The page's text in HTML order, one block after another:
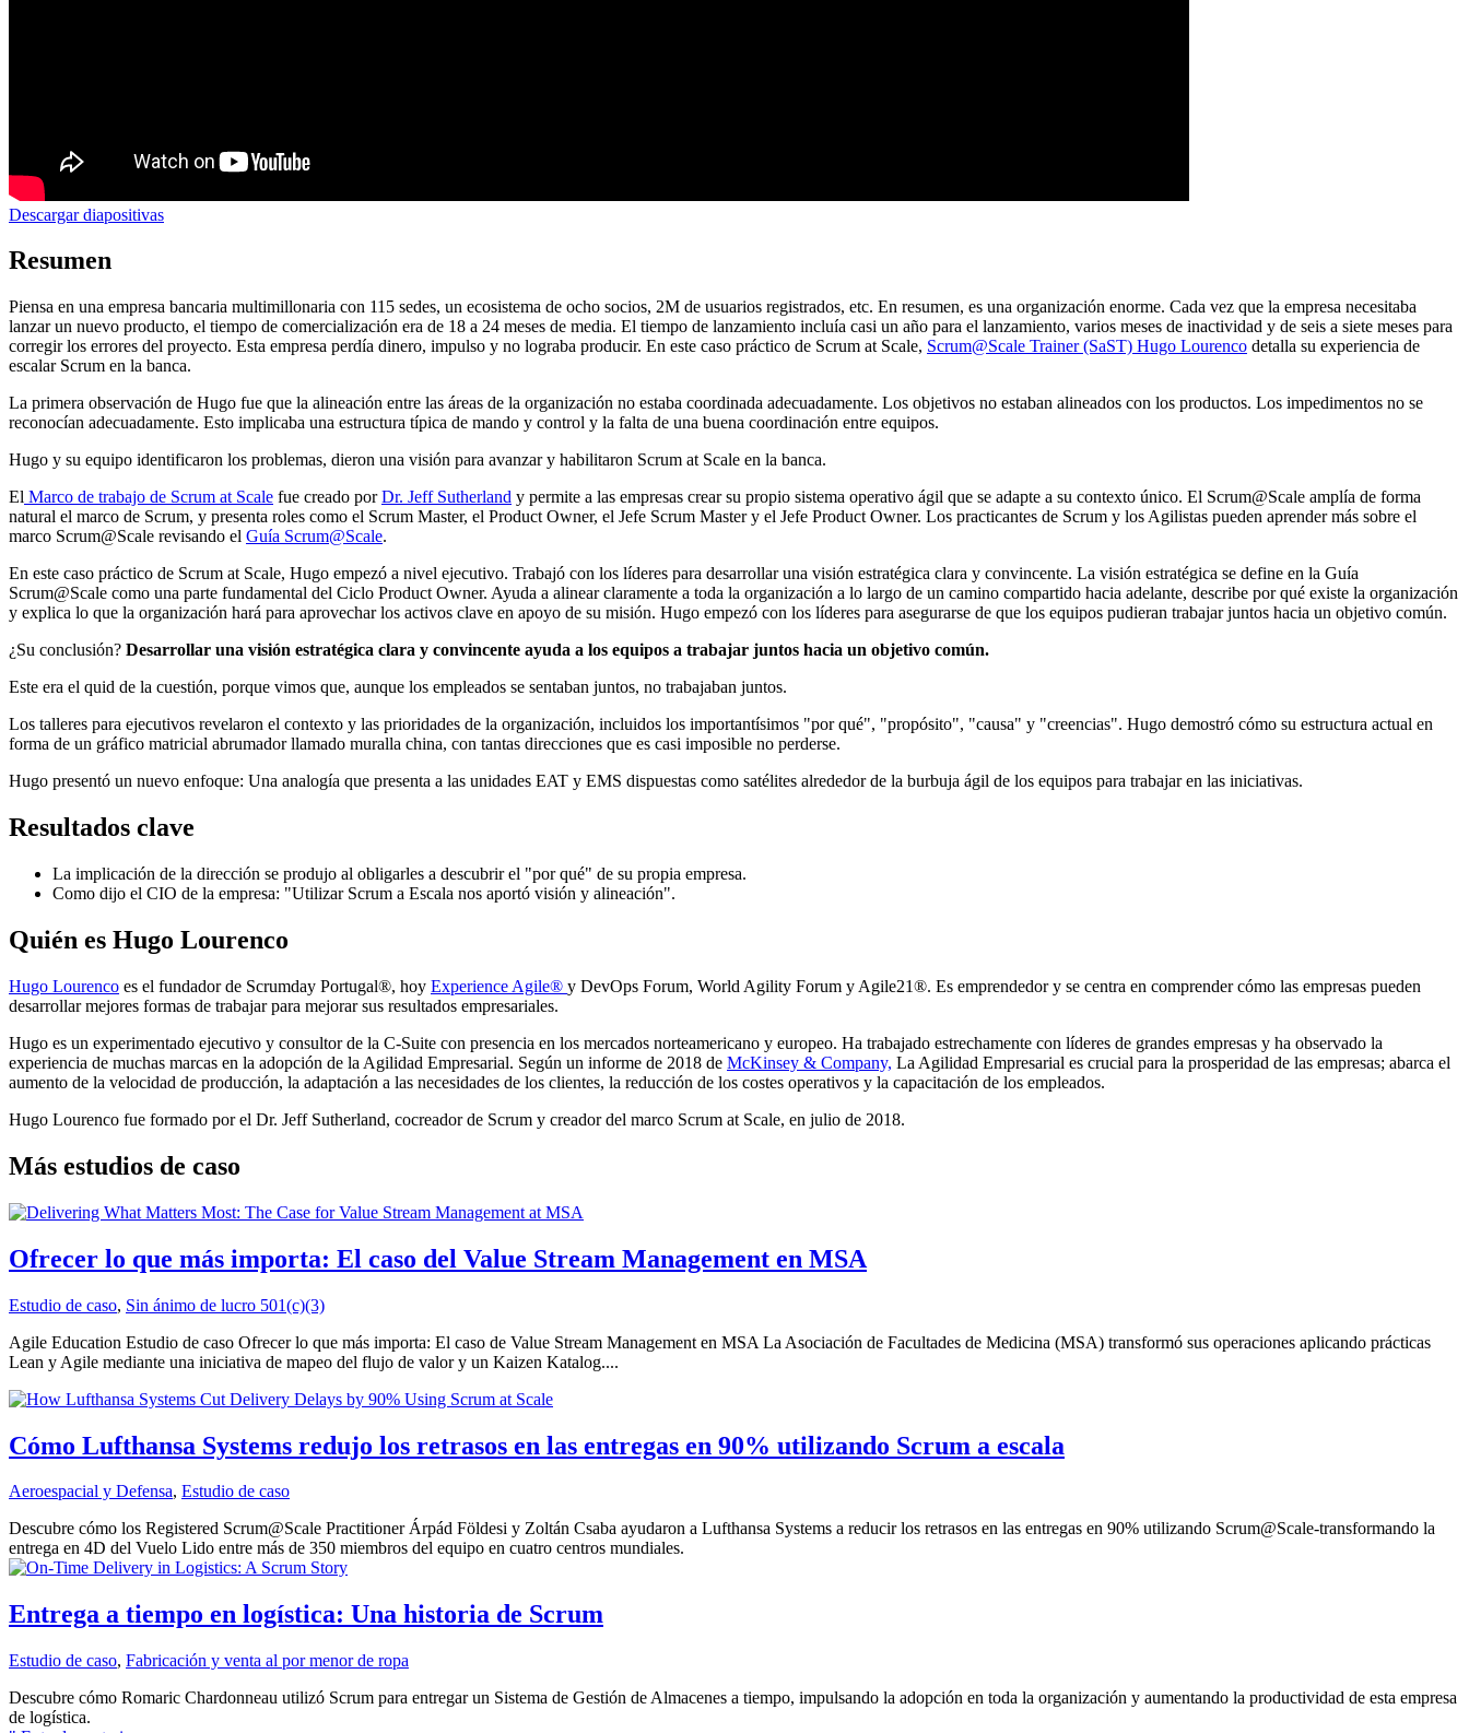
Descargar diapositivas
Resumen
Piensa en una empresa bancaria multimillonaria con 115 sedes, un ecosistema de ocho socios, 2M de usuarios registrados, etc. En resumen, es una organización enorme. Cada vez que la empresa necesitaba
lanzar un nuevo producto, el tiempo de comercialización era de 18 a 24 meses de media. El tiempo de lanzamiento incluía casi un año para el lanzamiento, varios meses de inactividad y de seis a siete meses para
corregir los errores del proyecto. Esta empresa perdía dinero, impulso y no lograba producir. En este caso práctico de Scrum at Scale, Scrum@Scale Trainer (SaST) Hugo Lourenco detalla su experiencia de
escalar Scrum en la banca.
La primera observación de Hugo fue que la alineación entre las áreas de la organización no estaba coordinada adecuadamente. Los objetivos no estaban alineados con los productos. Los impedimentos no se
reconocían adecuadamente. Esto implicaba una estructura típica de mando y control y la falta de una buena coordinación entre equipos.
Hugo y su equipo identificaron los problemas, dieron una visión para avanzar y habilitaron Scrum at Scale en la banca.
El Marco de trabajo de Scrum at Scale fue creado porDr. Jeff Sutherland y permite a las empresas crear su propio sistema operativo ágil que se adapte a su contexto único. El Scrum@Scale amplía de forma
natural el marco de Scrum, y presenta roles como el Scrum Master, el Product Owner, el Jefe Scrum Master y el Jefe Product Owner. Los practicantes de Scrum y los Agilistas pueden aprender más sobre el
marco Scrum@Scale revisando el Guía Scrum@Scale.
En este caso práctico de Scrum at Scale, Hugo empezó a nivel ejecutivo. Trabajó con los líderes para desarrollar una visión estratégica clara y convincente. La visión estratégica se define en la Guía
Scrum@Scale como una parte fundamental del Ciclo Product Owner. Ayuda a alinear claramente a toda la organización a lo largo de un camino compartido hacia adelante, describe por qué existe la organización
y explica lo que la organización hará para aprovechar los activos clave en apoyo de su misión. Hugo empezó con los líderes para asegurarse de que los equipos pudieran trabajar juntos hacia un objetivo común.
¿Su conclusión? Desarrollar una visión estratégica clara y convincente ayuda a los equipos a trabajar juntos hacia un objetivo común.
Este era el quid de la cuestión, porque vimos que, aunque los empleados se sentaban juntos, no trabajaban juntos.
Los talleres para ejecutivos revelaron el contexto y las prioridades de la organización, incluidos los importantísimos "por qué", "propósito", "causa" y "creencias". Hugo demostró cómo su estructura actual en
forma de un gráfico matricial abrumador llamado muralla china, con tantas direcciones que es casi imposible no perderse.
Hugo presentó un nuevo enfoque: Una analogía que presenta a las unidades EAT y EMS dispuestas como satélites alrededor de la burbuja ágil de los equipos para trabajar en las iniciativas.
Resultados clave
La implicación de la dirección se produjo al obligarles a descubrir el "por qué" de su propia empresa.
Como dijo el CIO de la empresa: "Utilizar Scrum a Escala nos aportó visión y alineación".
Quién es Hugo Lourenco
Hugo Lourenco es el fundador de Scrumday Portugal®, hoy Experience Agile® y DevOps Forum, World Agility Forum y Agile21®. Es emprendedor y se centra en comprender cómo las empresas pueden
desarrollar mejores formas de trabajar para mejorar sus resultados empresariales.
Hugo es un experimentado ejecutivo y consultor de la C-Suite con presencia en los mercados norteamericano y europeo. Ha trabajado estrechamente con líderes de grandes empresas y ha observado la
experiencia de muchas marcas en la adopción de la Agilidad Empresarial. Según un informe de 2018 de McKinsey & Company, La Agilidad Empresarial es crucial para la prosperidad de las empresas; abarca el
aumento de la velocidad de producción, la adaptación a las necesidades de los clientes, la reducción de los costes operativos y la capacitación de los empleados.
Hugo Lourenco fue formado por el Dr. Jeff Sutherland, cocreador de Scrum y creador del marco Scrum at Scale, en julio de 2018.
Más estudios de caso
Ofrecer lo que más importa: El caso del Value Stream Management en MSA
Estudio de caso, Sin ánimo de lucro 501(c)(3)
Agile Education Estudio de caso Ofrecer lo que más importa: El caso de Value Stream Management en MSA La Asociación de Facultades de Medicina (MSA) transformó sus operaciones aplicando prácticas
Lean y Agile mediante una iniciativa de mapeo del flujo de valor y un Kaizen Katalog....
Cómo Lufthansa Systems redujo los retrasos en las entregas en 90% utilizando Scrum a escala
Aeroespacial y Defensa, Estudio de caso
Descubre cómo los Registered Scrum@Scale Practitioner Árpád Földesi y Zoltán Csaba ayudaron a Lufthansa Systems a reducir los retrasos en las entregas en 90% utilizando Scrum@Scale-transformando la
entrega en 4D del Vuelo Lido entre más de 350 miembros del equipo en cuatro centros mundiales.
Entrega a tiempo en logística: Una historia de Scrum
Estudio de caso, Fabricación y venta al por menor de ropa
Descubre cómo Romaric Chardonneau utilizó Scrum para entregar un Sistema de Gestión de Almacenes a tiempo, impulsando la adopción en toda la organización y aumentando la productividad de esta empresa
de logística.